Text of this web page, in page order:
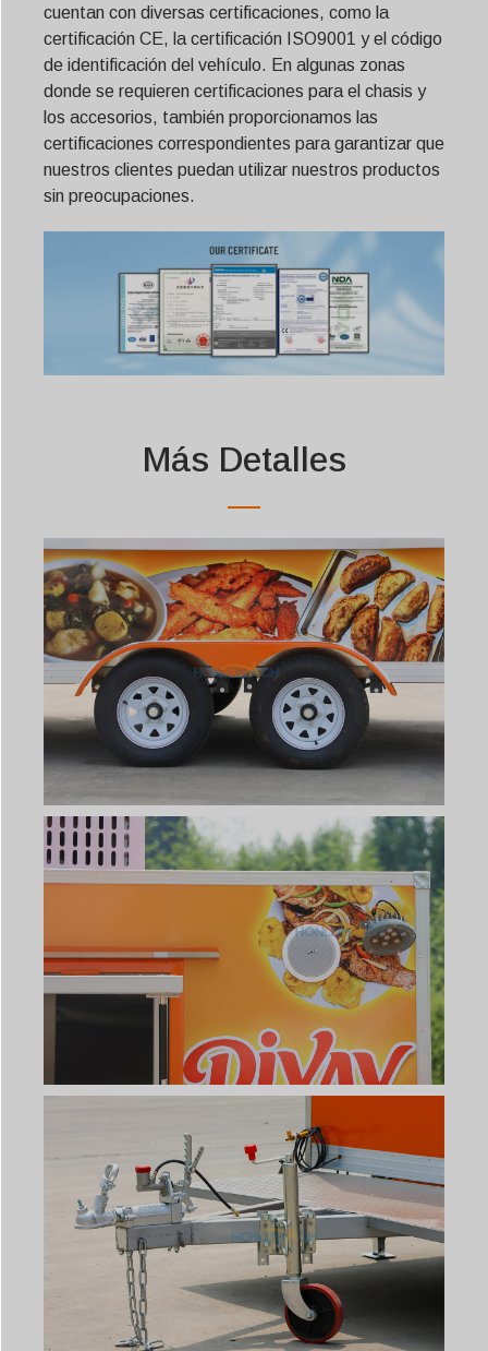
cuentan con diversas certificaciones, como la
certificación CE, la certificación ISO9001 y el código
de identificación del vehículo. En algunas zonas
donde se requieren certificaciones para el chasis y
los accesorios, también proporcionamos las
certificaciones correspondientes para garantizar que
nuestros clientes puedan utilizar nuestros productos
sin preocupaciones.
Más Detalles
Slovenščina
Latviešu valoda
Dansk
Hrvatski
Српски језик
Norsk nynorsk
Maori
Eesti
Български
Nederlands (België)
हिन्दी
Norsk bokmål
Slovenčina
Svenska